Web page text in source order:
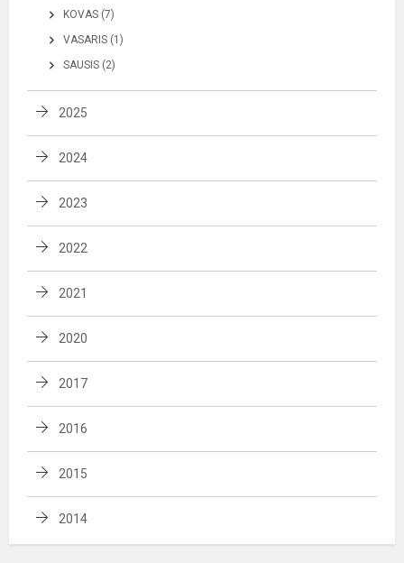
KOVAS (7)
VASARIS (1)
SAUSIS (2)
2025
2024
2023
2022
2021
2020
2017
2016
2015
2014